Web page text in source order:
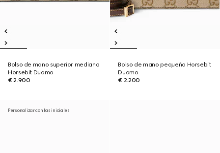
Bolso de mano superior mediano
Horsebit Duomo
€ 2.900
Bolso de mano pequeño Horsebit
Duomo
€ 2.200
Personalizar con las iniciales